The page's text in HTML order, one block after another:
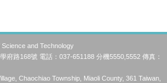
and Technology
府路168號 電話：037-651188 分機5550,5552 傳真：
Chaochiao Township, Miaoli County, 361 Taiwan,